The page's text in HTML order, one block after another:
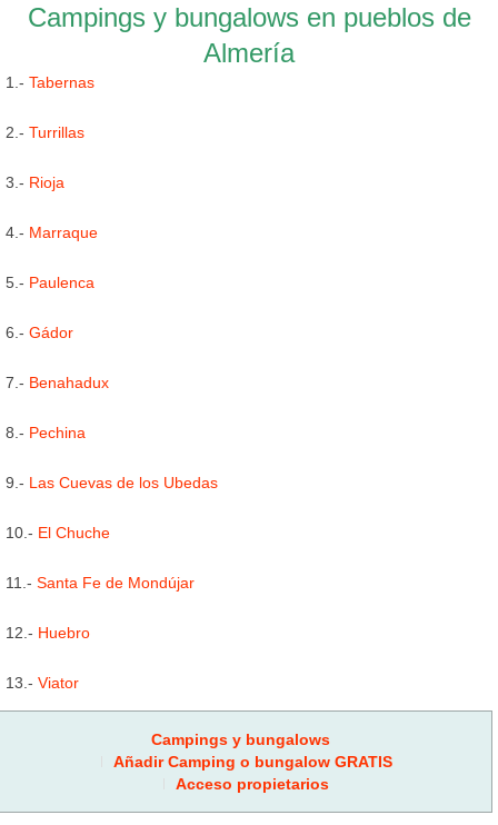
Campings y bungalows en pueblos de
Almería
1.- Tabernas
2.- Turrillas
3.- Rioja
4.- Marraque
5.- Paulenca
6.- Gádor
7.- Benahadux
8.- Pechina
9.- Las Cuevas de los Ubedas
10.- El Chuche
11.- Santa Fe de Mondújar
12.- Huebro
13.- Viator
Campings y bungalows
Añadir Camping o bungalow GRATIS
Acceso propietarios